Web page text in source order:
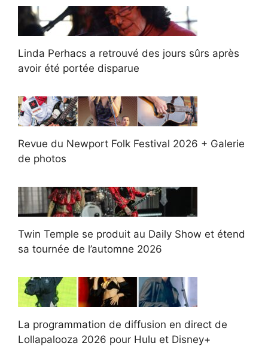
Linda Perhacs a retrouvé des jours sûrs après
avoir été portée disparue
Revue du Newport Folk Festival 2026 + Galerie
de photos
Twin Temple se produit au Daily Show et étend
sa tournée de l’automne 2026
La programmation de diffusion en direct de
Lollapalooza 2026 pour Hulu et Disney+